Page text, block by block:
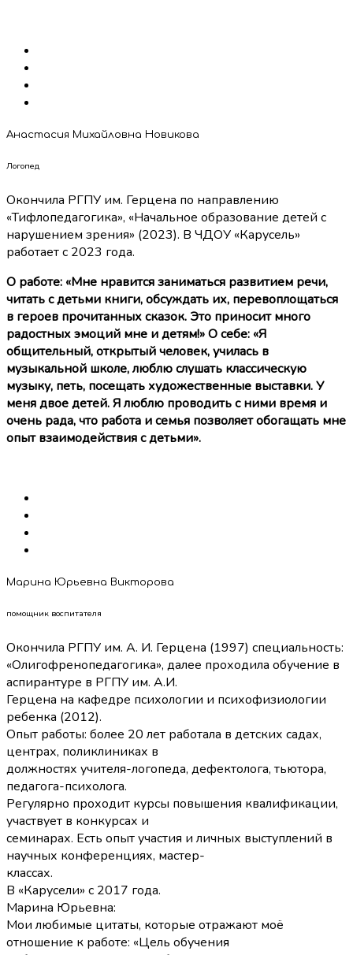
Анастасия Михайловна Новикова
Логопед
Окончила РГПУ им. Герцена по направлению
«Тифлопедагогика», «Начальное образование детей с
нарушением зрения» (2023). В ЧДОУ «Карусель»
работает с 2023 года.
О работе: «Мне нравится заниматься развитием речи,
читать с детьми книги, обсуждать их, перевоплощаться
в героев прочитанных сказок. Это приносит много
радостных эмоций мне и детям!» О себе: «Я
общительный, открытый человек, училась в
музыкальной школе, люблю слушать классическую
музыку, петь, посещать художественные выставки. У
меня двое детей. Я люблю проводить с ними время и
очень рада, что работа и семья позволяет обогащать мне
опыт взаимодействия с детьми».
Марина Юрьевна Викторова
помощник воспитателя
Окончила РГПУ им. А. И. Герцена (1997) специальность:
«Олигофренопедагогика», далее проходила обучение в
аспирантуре в РГПУ им. А.И.
Герцена на кафедре психологии и психофизиологии
ребенка (2012).
Опыт работы: более 20 лет работала в детских садах,
центрах, поликлиниках в
должностях учителя-логопеда, дефектолога, тьютора,
педагога-психолога.
Регулярно проходит курсы повышения квалификации,
участвует в конкурсах и
семинарах. Есть опыт участия и личных выступлений в
научных конференциях, мастер-
классах.
В «Карусели» с 2017 года.
Марина Юрьевна:
Мои любимые цитаты, которые отражают моё
отношение к работе: «Цель обучения